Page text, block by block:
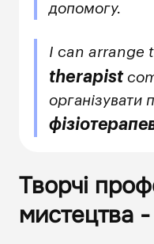
допомогу.
I can arrange
therapist
організувати
Творчі
мистецтва